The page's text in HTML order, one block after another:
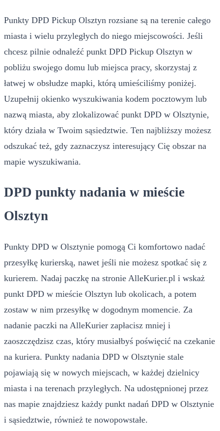
Punkty DPD Pickup Olsztyn rozsiane są na terenie całego
miasta i wielu przyległych do niego miejscowości. Jeśli
chcesz pilnie odnaleźć punkt DPD Pickup Olsztyn w
pobliżu swojego domu lub miejsca pracy, skorzystaj z
łatwej w obsłudze mapki, którą umieściliśmy poniżej.
Uzupełnij okienko wyszukiwania kodem pocztowym lub
nazwą miasta, aby zlokalizować punkt DPD w Olsztynie,
który działa w Twoim sąsiedztwie. Ten najbliższy możesz
odszukać też, gdy zaznaczysz interesujący Cię obszar na
mapie wyszukiwania.
DPD punkty nadania w mieście
Olsztyn
Punkty DPD w Olsztynie pomogą Ci komfortowo nadać
przesyłkę kurierską, nawet jeśli nie możesz spotkać się z
kurierem. Nadaj paczkę na stronie AlleKurier.pl i wskaż
punkt DPD w mieście Olsztyn lub okolicach, a potem
zostaw w nim przesyłkę w dogodnym momencie. Za
nadanie paczki na AlleKurier zapłacisz mniej i
zaoszczędzisz czas, który musiałbyś poświęcić na czekanie
na kuriera. Punkty nadania DPD w Olsztynie stale
pojawiają się w nowych miejscach, w każdej dzielnicy
miasta i na terenach przyległych. Na udostępnionej przez
nas mapie znajdziesz każdy punkt nadań DPD w Olsztynie
i sąsiedztwie, również te nowopowstałe.